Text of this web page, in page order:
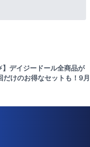
】デイジードール全商品が
だけのお得なセットも！9月